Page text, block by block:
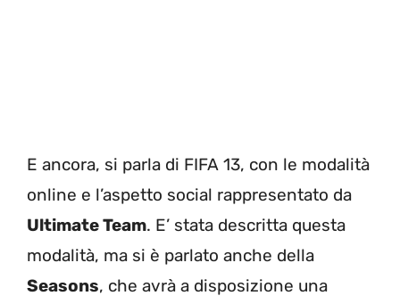
E ancora, si parla di FIFA 13, con le modalità
online e l’aspetto social rappresentato da
Ultimate Team. E’ stata descritta questa
modalità, ma si è parlato anche della
Seasons, che avrà a disposizione una